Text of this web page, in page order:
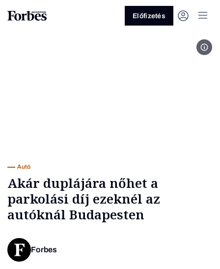
Előfizetés
Autó
Akár duplájára nőhet a
parkolási díj ezeknél az
autóknál Budapesten
Forbes